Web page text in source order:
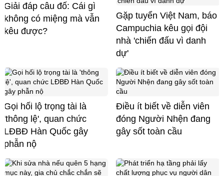
Giải đáp câu đố: Cái gì
không có miệng mà vẫn
kêu được?
Gặp tuyển Việt Nam, báo
Campuchia kêu gọi đội
nhà 'chiến đấu vì danh
dự'
Gọi hối lộ trọng tài là
'thông lệ', quan chức
LĐBĐ Hàn Quốc gây
phẫn nộ
Điều ít biết về diễn viên
đóng Người Nhện đang
gây sốt toàn cầu